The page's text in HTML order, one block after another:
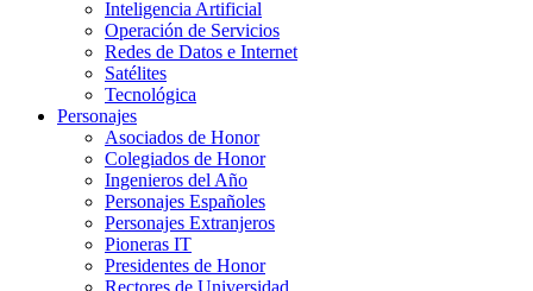
Inteligencia Artificial
Operación de Servicios
Redes de Datos e Internet
Satélites
Tecnológica
Personajes
Asociados de Honor
Colegiados de Honor
Ingenieros del Año
Personajes Españoles
Personajes Extranjeros
Pioneras IT
Presidentes de Honor
Rectores de Universidad